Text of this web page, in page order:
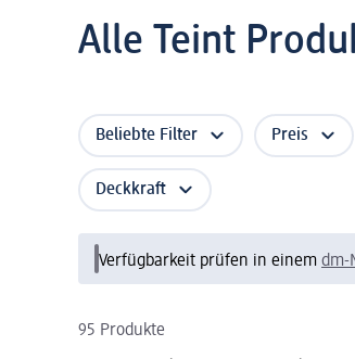
Alle Teint
Beliebte Filter Preis
Deckkraft
Verfügbarkeit prüfen in einem dm-
95 Produkte